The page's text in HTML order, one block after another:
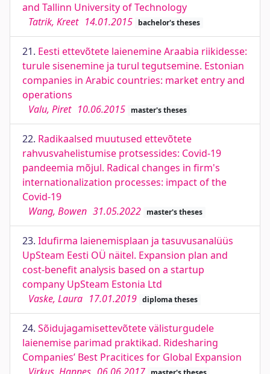
and Tallinn University of Technology
Tatrik, Kreet 14.01.2015 bachelor's theses
21. Eesti ettevõtete laienemine Araabia riikidesse:
turule sisenemine ja turul tegutsemine. Estonian
companies in Arabic countries: market entry and
operations
Valu, Piret 10.06.2015 master's theses
22. Radikaalsed muutused ettevõtete
rahvusvahelistumise protsessides: Covid-19
pandeemia mõjul. Radical changes in firm's
internationalization processes: impact of the
Covid-19
Wang, Bowen 31.05.2022 master's theses
23. Idufirma laienemisplaan ja tasuvusanalüüs
UpSteam Eesti OÜ näitel. Expansion plan and
cost-benefit analysis based on a startup
company UpSteam Estonia Ltd
Vaske, Laura 17.01.2019 diploma theses
24. Sõidujagamisettevõtete välisturgudele
laienemise parimad praktikad. Ridesharing
Companies’ Best Pracitices for Global Expansion